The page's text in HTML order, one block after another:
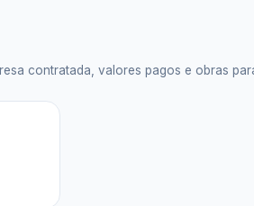
contratada, valores pagos e obras